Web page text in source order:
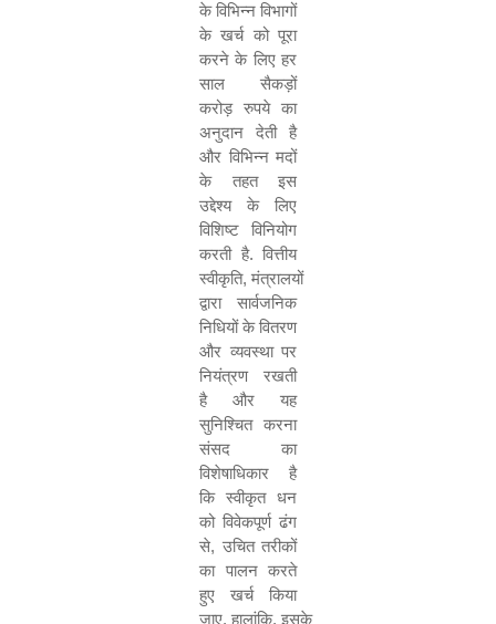
के विभिन्न विभागों
के खर्च को पूरा
करने के लिए हर
साल सैकड़ों
करोड़ रुपये का
अनुदान देती है
और विभिन्न मदों
के तहत इस
उद्देश्य के लिए
विशिष्ट विनियोग
करती है. वित्तीय
स्वीकृति, मंत्रालयों
द्वारा सार्वजनिक
निधियों के वितरण
और व्यवस्था पर
नियंत्रण रखती
है और यह
सुनिश्चित करना
संसद का
विशेषाधिकार है
कि स्वीकृत धन
को विवेकपूर्ण ढंग
से, उचित तरीकों
का पालन करते
हुए खर्च किया
जाए. हालांकि, इसके